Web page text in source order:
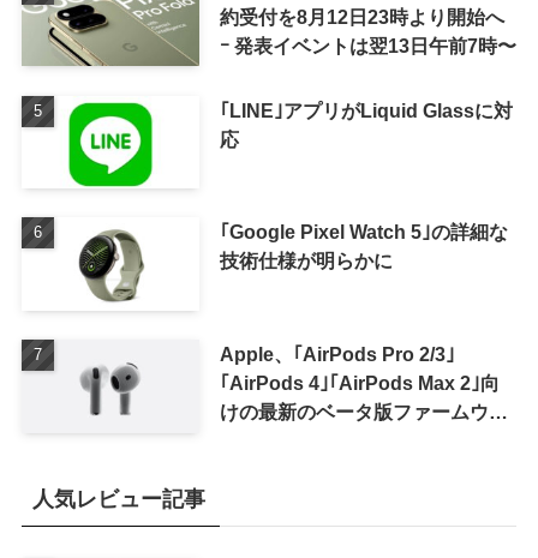
約受付を8月12日23時より開始へ
ｰ 発表イベントは翌13日午前7時〜
｢LINE｣アプリがLiquid Glassに対
応
｢Google Pixel Watch 5｣の詳細な
技術仕様が明らかに
Apple、｢AirPods Pro 2/3｣
｢AirPods 4｣｢AirPods Max 2｣向
けの最新のベータ版ファームウェ
人気レビュー記事